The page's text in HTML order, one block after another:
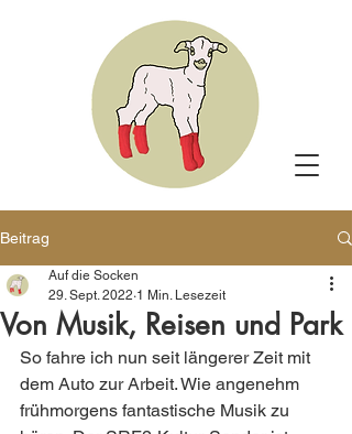
Beitrag
Von Musik, Reisen und Park
Auf die Socken
29. Sept. 2022 1 Min. Lesezeit
So fahre ich nun seit längerer Zeit mit
dem Auto zur Arbeit. Wie angenehm
frühmorgens fantastische Musik zu